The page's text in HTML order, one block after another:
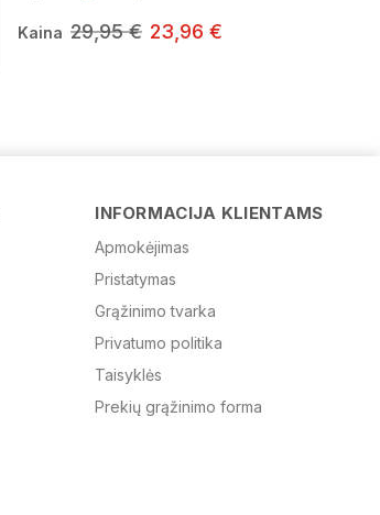
Kaina 29,95 € 23,96 €
INFORMACIJA KLIENTAMS
Apmokėjimas
Pristatymas
Grąžinimo tvarka
Privatumo politika
Taisyklės
Prekių grąžinimo forma